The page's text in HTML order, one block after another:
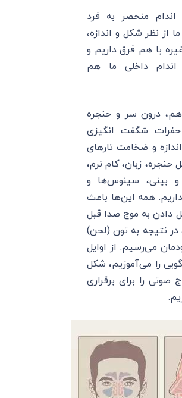
اندام منحصر به فرد
از نظر شکل و اندازه،
با هم فرق داریم و
داخلی ما هم
هم، درون سر و حنجره
شگفت انگیزی
و ضخامت تارهای
زبان، کام نرم،
بینی، سینوس‌ها و
همه این‌ها باعث
به موج صدا قبل
در نتیجه به تون (لحن)
می‌رسیم. از اوایل
را می‌آموزیم، شکل
صوتی را برای برقراری